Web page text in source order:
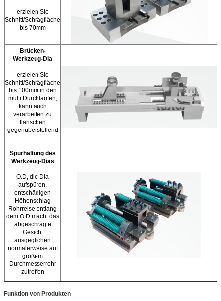
erzielen Sie
Schnitt/Schrägfläche
bis 70mm
Brücken-
Werkzeug-Dia
erzielen Sie
Schnitt/Schrägfläche
bis 100mm in den
multi Durchläufen,
kann auch
verarbeiten zu
flanschen
gegenüberstellend
Spurhaltung des
Werkzeug-Dias
O.D, die Dia
aufspüren,
entschädigen
Höhenschlag
Rohrreise entlang
dem O.D macht das
abgeschrägte
Gesicht
ausgeglichen
normalerweise auf
großem
Durchmesserrohr
zutreffen
Funktion von Produkten